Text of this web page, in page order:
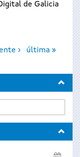
de Galicia
› última »